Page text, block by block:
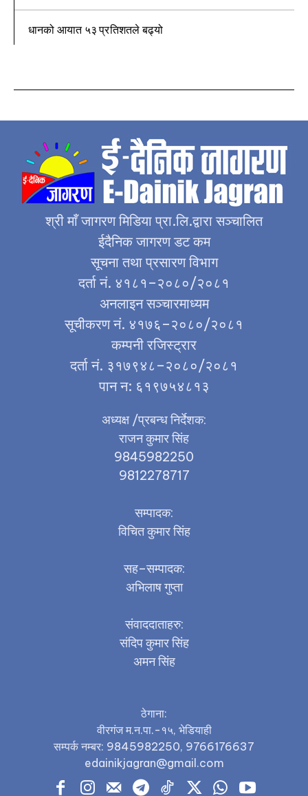
धानको आयात ५३ प्रतिशतले बढ्यो
श्री माँ जागरण मिडिया प्रा.लि.द्वारा सञ्चालित
ईदैनिक जागरण डट कम
सूचना तथा प्रसारण विभाग
दर्ता नं. ४१८१–२०८०/२०८१
अनलाइन सञ्चारमाध्यम
सूचीकरण नं. ४१७६–२०८०/२०८१
कम्पनी रजिस्ट्रार
दर्ता नं. ३१७९४८–२०८०/२०८१
पान न: ६१९७५४८१३
अध्यक्ष /प्रबन्ध निर्देशक:
राजन कुमार सिंह
9845982250
9812278717
सम्पादक:
विचित कुमार सिंह
सह–सम्पादक:
अभिलाष गुप्ता
संवाददाताहरु:
संदिप कुमार सिंह
अमन सिंह
ठेगाना:
वीरगंज म.न.पा.-१५, भेडियाही
सम्पर्क नम्बर: 9845982250, 9766176637
edainikjagran@gmail.com